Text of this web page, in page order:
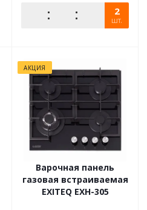
2
шт.
АКЦИЯ
Варочная панель
газовая встраиваемая
EXITEQ EXH-305